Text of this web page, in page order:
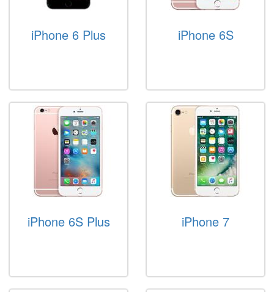
iPhone 6 Plus iPhone 6S
iPhone 6S Plus iPhone 7